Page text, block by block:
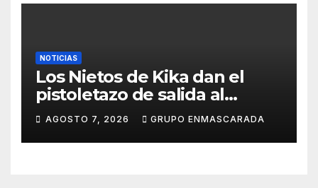
NOTICIAS
Los Nietos de Kika dan el
pistoletazo de salida al
Carnaval 2027 con el inicio de
sus ensayos
AGOSTO 7, 2026 GRUPO ENMASCARADA